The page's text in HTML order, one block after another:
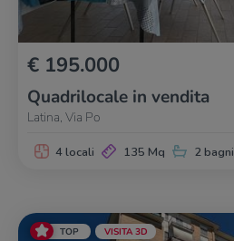
€ 195.000
Quadrilocale in vendita
Latina, Via Po
4 locali 135 Mq 2 bagni
TOP VISITA 3D